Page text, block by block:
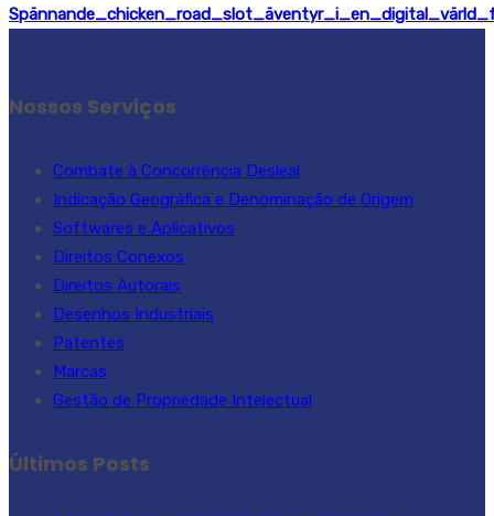
Nossos Serviços
Combate à Concorrência Desleal
Indicação Geográfica e Denominação de Origem
Softwares e Aplicativos
Direitos Conexos
Direitos Autorais
Desenhos Industriais
Patentes
Marcas
Gestão de Propriedade Intelectual
Últimos Posts